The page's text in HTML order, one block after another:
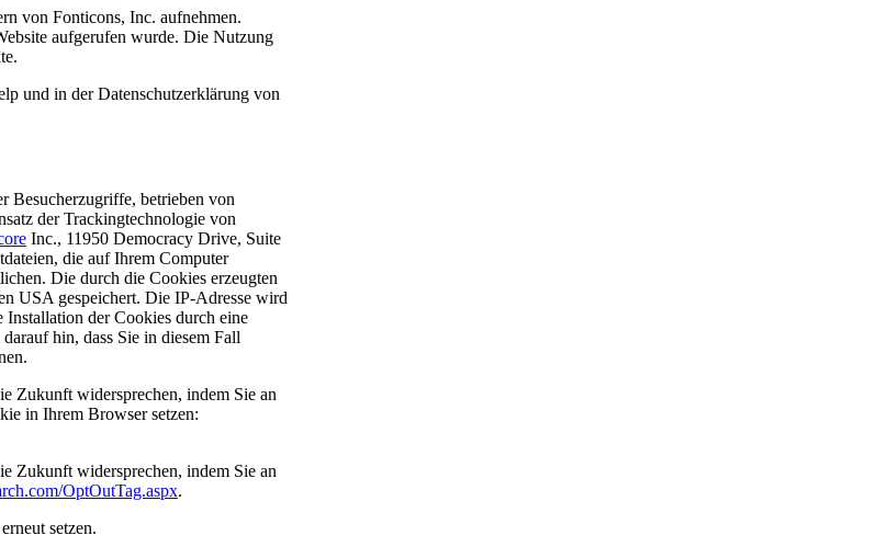
von Fonticons, Inc. aufnehmen.
aufgerufen wurde. Die Nutzung
und in der Datenschutzerklärung von
Besucherzugriffe, betrieben von
der Trackingtechnologie von
Inc., 11950 Democracy Drive, Suite
die auf Ihrem Computer
Die durch die Cookies erzeugten
USA gespeichert. Die IP-Adresse wird
Installation der Cookies durch eine
hin, dass Sie in diesem Fall
Zukunft widersprechen, indem Sie an
in Ihrem Browser setzen:
Zukunft widersprechen, indem Sie an
OptOutTag.aspx.
setzen.